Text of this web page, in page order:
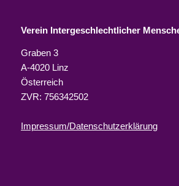
Verein Intergeschlechtlicher
Graben 3
A-4020 Linz
Österreich
ZVR: 756342502
Impressum/Datenschutzerklärung